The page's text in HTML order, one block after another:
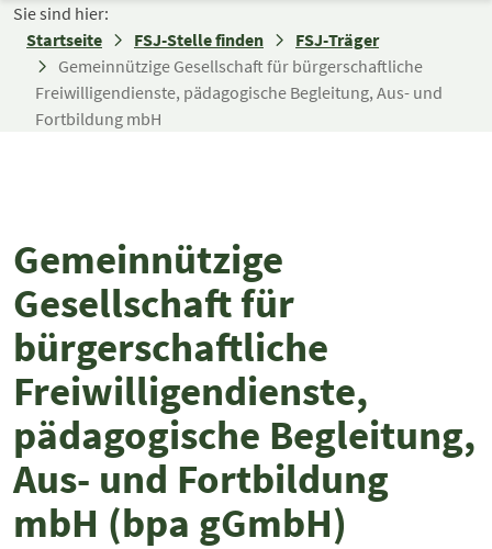
Zum Inhalt springen
Sie sind hier:
Startseite
FSJ-Stelle finden
FSJ-Träger
Gemeinnützige Gesellschaft für bürgerschaftliche
Freiwilligendienste, pädagogische Begleitung, Aus- und
Fortbildung mbH
Gemeinnützige
Gesellschaft für
bürgerschaftliche
Freiwilligendienste,
pädagogische Begleitung,
Aus- und Fortbildung
mbH (bpa gGmbH)